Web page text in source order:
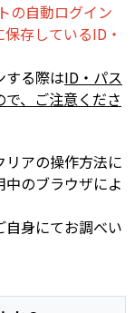
の自動ログイン
存しているID・
する際はID・パス
、ご注意くださ
リアの操作方法に
のブラウザによ
身にてお調べい